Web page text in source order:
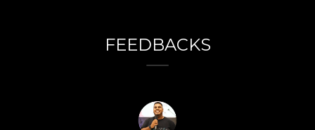
FEEDBACKS